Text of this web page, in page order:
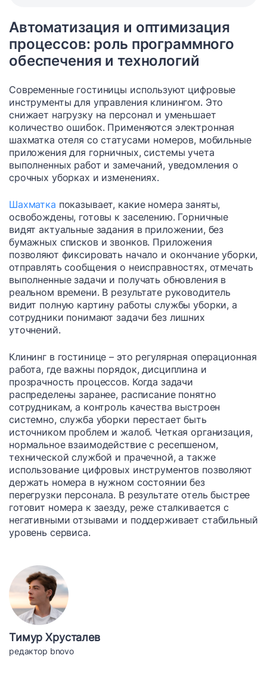
Автоматизация и оптимизация
процессов: роль программного
обеспечения и технологий
Современные гостиницы используют цифровые
инструменты для управления клинингом. Это
снижает нагрузку на персонал и уменьшает
количество ошибок. Применяются электронная
шахматка отеля со статусами номеров, мобильные
приложения для горничных, системы учета
выполненных работ и замечаний, уведомления о
срочных уборках и изменениях.
Шахматка показывает, какие номера заняты,
освобождены, готовы к заселению. Горничные
видят актуальные задания в приложении, без
бумажных списков и звонков. Приложения
позволяют фиксировать начало и окончание уборки,
отправлять сообщения о неисправностях, отмечать
выполненные задачи и получать обновления в
реальном времени. В результате руководитель
видит полную картину работы службы уборки, а
сотрудники понимают задачи без лишних
уточнений.
Клининг в гостинице – это регулярная операционная
работа, где важны порядок, дисциплина и
прозрачность процессов. Когда задачи
распределены заранее, расписание понятно
сотрудникам, а контроль качества выстроен
системно, служба уборки перестает быть
источником проблем и жалоб. Четкая организация,
нормальное взаимодействие с ресепшеном,
технической службой и прачечной, а также
использование цифровых инструментов позволяют
держать номера в нужном состоянии без
перегрузки персонала. В результате отель быстрее
готовит номера к заезду, реже сталкивается с
негативными отзывами и поддерживает стабильный
уровень сервиса.
Тимур Хрусталев
редактор bnovo